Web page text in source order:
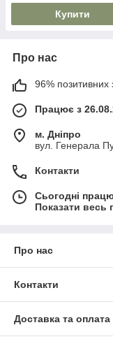
Купити
Про нас
96% позитивних
Працює з
м. Дніпро
вул. Генерала
Контакти
Сьогодні
Показати весь
Про нас
Контакти
Доставка та оплата